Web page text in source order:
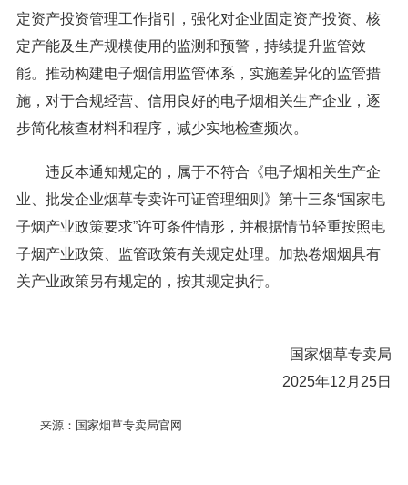
定资产投资管理工作指引，强化对企业固定资产投资、核
定产能及生产规模使用的监测和预警，持续提升监管效
能。推动构建电子烟信用监管体系，实施差异化的监管措
施，对于合规经营、信用良好的电子烟相关生产企业，逐
步简化核查材料和程序，减少实地检查频次。
违反本通知规定的，属于不符合《电子烟相关生产企
业、批发企业烟草专卖许可证管理细则》第十三条“国家电
子烟产业政策要求”许可条件情形，并根据情节轻重按照电
子烟产业政策、监管政策有关规定处理。加热卷烟烟具有
关产业政策另有规定的，按其规定执行。
国家烟草专卖局
2025年12月25日
来源：国家烟草专卖局官网